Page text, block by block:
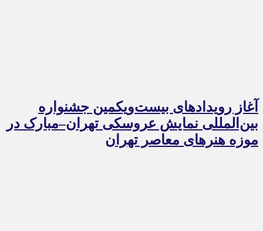
آغاز رویدادهای بیست‌ویکمین جشنواره
بین‌المللی نمایش عروسکی تهران–مبارک در
موزه هنرهای معاصر تهران